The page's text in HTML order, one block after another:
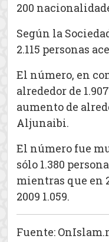
200
Según la
2.115 personas
El número, en
alrededor de
aumento de
Aljunaibi.
El número fue
sólo 1.380
mientras que en
2009 1.059.
Fuente: